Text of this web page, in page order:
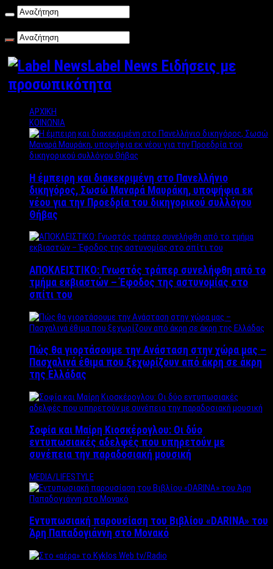
Label News Ειδήσεις με
προσωπικότητα
ΑΡΧΙΚΗ
ΚΟΙΝΩΝΙΑ
Η έμπειρη και διακεκριμένη στο Πανελλήνιο
δικηγόρος, Σωσώ Μαναρά Μαυράκη, υποψήφια εκ
νέου για την Προεδρία του δικηγορικού συλλόγου
Θήβας
ΑΠΟΚΛΕΙΣΤΙΚΟ: Γνωστός τράπερ συνελήφθη από το
τμήμα εκβιαστών – Έφοδος της αστυνομίας στο
σπίτι του
Πώς θα γιορτάσουμε την Ανάσταση στην χώρα μας –
Πασχαλινά έθιμα που ξεχωρίζουν από άκρη σε άκρη
της Ελλάδας
Σοφία και Μαίρη Κιοσκέρογλου: Οι δύο
εντυπωσιακές αδελφές που υπηρετούν με
συνέπεια την παραδοσιακή μουσική
MEDIA/LIFESTYLE
Εντυπωσιακή παρουσίαση του Βιβλίου «DARINA» του
Άρη Παπαδογιάννη στο Μονακό